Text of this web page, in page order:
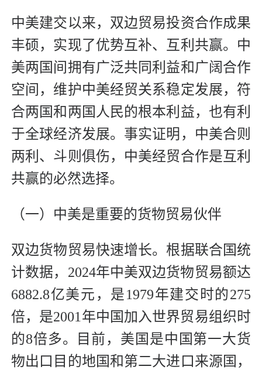
中美建交以来，双边贸易投资合作成果
丰硕，实现了优势互补、互利共赢。中
美两国间拥有广泛共同利益和广阔合作
空间，维护中美经贸关系稳定发展，符
合两国和两国人民的根本利益，也有利
于全球经济发展。事实证明，中美合则
两利、斗则俱伤，中美经贸合作是互利
共赢的必然选择。
（一）中美是重要的货物贸易伙伴
双边货物贸易快速增长。根据联合国统
计数据，2024年中美双边货物贸易额达
6882.8亿美元，是1979年建交时的275
倍，是2001年中国加入世界贸易组织时
的8倍多。目前，美国是中国第一大货
物出口目的地国和第二大进口来源国，